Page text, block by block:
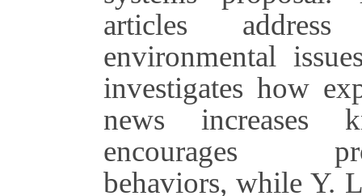
articles
environmental
investigates how
news increases
encourages pro-
behaviors, while Y.